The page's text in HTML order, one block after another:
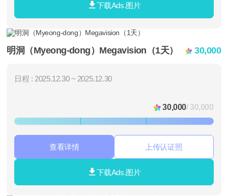
下载Ads.图片
明洞（Myeong-dong）Megavision（1天） 30,000
日程 : 2025.12.30 ~ 2025.12.30
30,000/ 30,000
查看详情 上传认证照
下载Ads.图片